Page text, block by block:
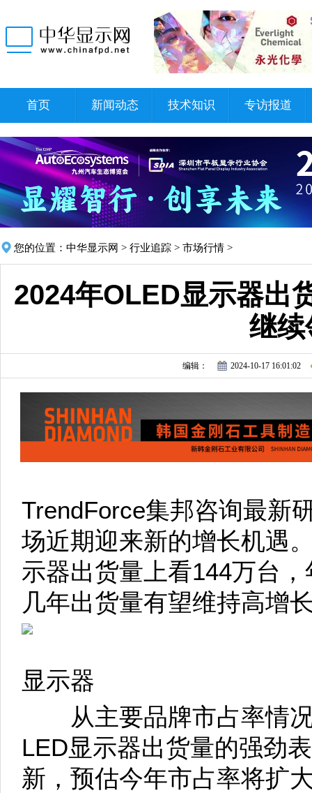
首页 新闻动态 技术知识 专访报道
您的位置： 中华显示网 > 行业追踪 > 市场行情 >
2024年OLED显示器出
继续
编辑： 2024-10-17 16:01:02
TrendForce集邦咨询最新
场近期迎来新的增长机遇
示器出货量上看144万台
几年出货量有望维持高增
显示器
从主要品牌市占率情况
LED显示器出货量的强劲
新，预估今年市占率将扩